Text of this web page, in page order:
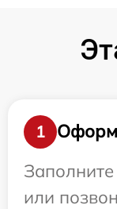
1
или